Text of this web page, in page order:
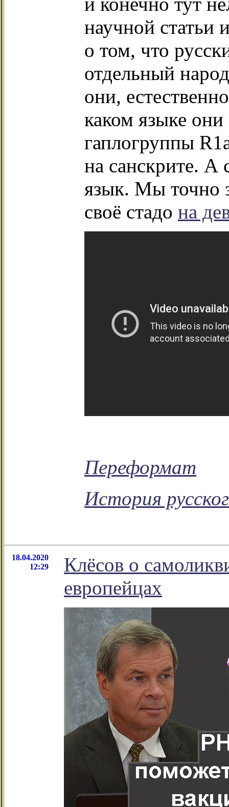
научной статьи
о том, что
отдельный
они,
каком языке
гаплогруппы
на санскрите. А
язык. Мы точно
своё стадо на
Переформат
История
18.04.2020
12:29
Клёсов о
европейцах